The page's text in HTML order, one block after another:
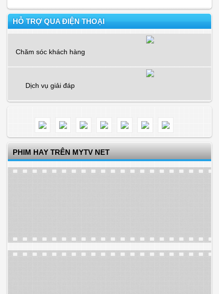
HỖ TRỢ QUA ĐIỆN THOẠI
Chăm sóc khách hàng
Dịch vụ giải đáp
PHIM HAY TRÊN MYTV NET